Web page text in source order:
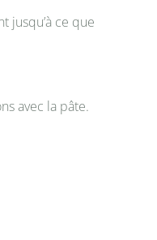
jusqu’à ce que
avec la pâte.